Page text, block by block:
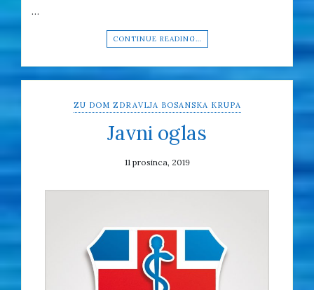
…
CONTINUE READING…
ZU DOM ZDRAVLJA BOSANSKA KRUPA
Javni oglas
11 prosinca, 2019